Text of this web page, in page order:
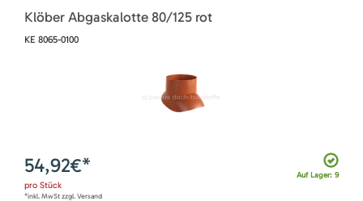
Klöber Abgaskalotte 80/125 rot
KE 8065-0100
Auf Lager: 9
54,92€*
pro Stück
*inkl. MwSt zzgl. Versand